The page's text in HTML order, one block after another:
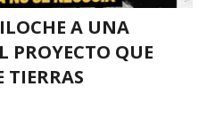
A UNA
PROYECTO QUE
TIERRAS